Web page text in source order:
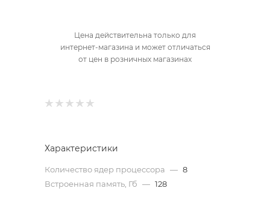
Цена действительна только для
интернет-магазина и может отличаться
от цен в розничных магазинах
Характеристики
Количество ядер процессора — 8
Встроенная память, Гб — 128